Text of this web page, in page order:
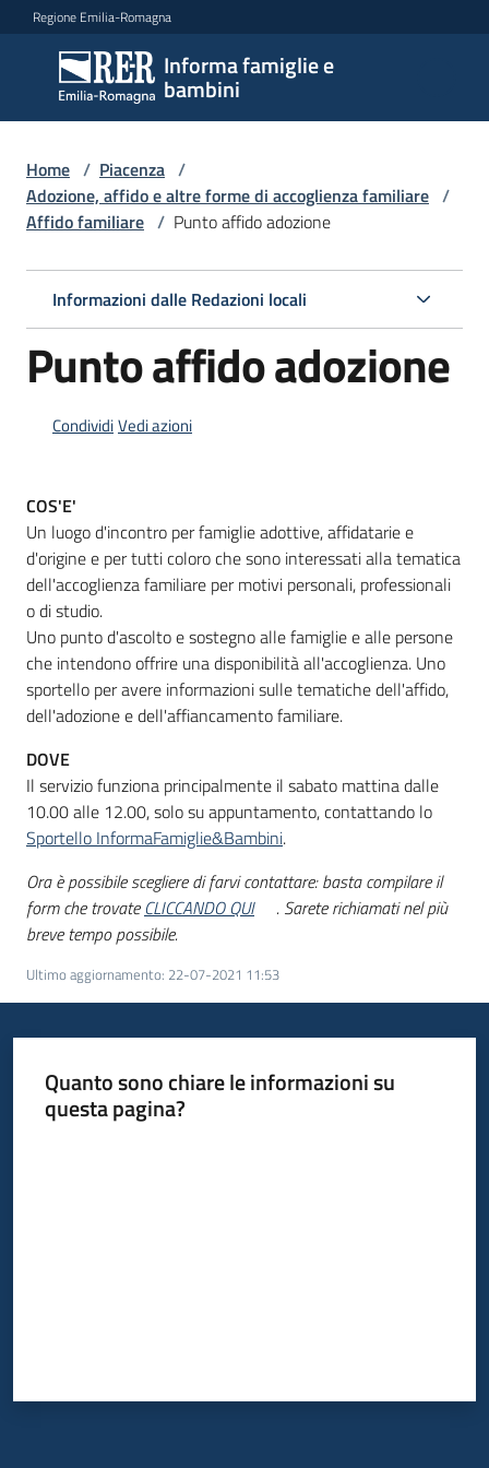
Vai al contenuto
Vai alla navigazione
Vai al footer
Regione Emilia-Romagna
Informa famiglie e
bambini
Informa
famiglie
e
bambini
Informazioni
locali
Newsletter
Home / Piacenza /
Adozione, affido e altre forme di accoglienza familiare /
Affido familiare / Punto affido adozione
Informazioni dalle Redazioni locali
Punto affido adozione
CondividiVedi azioni
COS'E'
Un luogo d'incontro per famiglie adottive, affidatarie e
d'origine e per tutti coloro che sono interessati alla tematica
dell'accoglienza familiare per motivi personali, professionali
o di studio.
Uno punto d'ascolto e sostegno alle famiglie e alle persone
che intendono offrire una disponibilità all'accoglienza. Uno
sportello per avere informazioni sulle tematiche dell'affido,
dell'adozione e dell'affiancamento familiare.
DOVE
Il servizio funziona principalmente il sabato mattina dalle
10.00 alle 12.00, solo su appuntamento, contattando lo
Sportello InformaFamiglie&Bambini.
Ora è possibile scegliere di farvi contattare: basta compilare il
form che trovateCLICCANDO QUI
. Sarete richiamati nel più
breve tempo possibile.
Ultimo aggiornamento: 22-07-2021 11:53
Quanto sono chiare le informazioni su
questa pagina?